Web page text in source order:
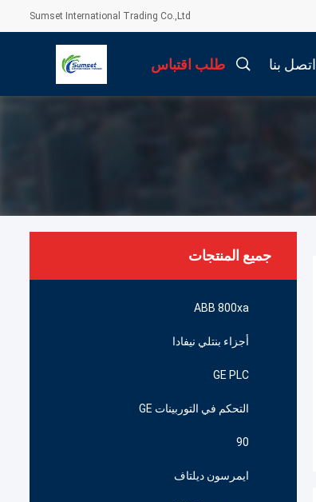
Sumset International Trading Co.,Ltd
اتصل بنا طلب اقتباس
جميع المنتجات
ABB 800xa
أجزاء بنتلي نيفادا
GE PLC
التحكم في التوربينات GE
90
ايمرسون ديلتاف